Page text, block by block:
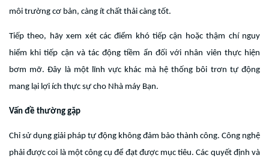
môi trường cơ bản, càng ít chất thải càng tốt.
Tiếp theo, hãy xem xét các điểm khó tiếp cận hoặc thậm chí nguy
hiểm khi tiếp cận và tác động tiềm ẩn đối với nhân viên thực hiện
bơm mỡ. Đây là một lĩnh vực khác mà hệ thống bôi trơn tự động
mang lại lợi ích thực sự cho Nhà máy Bạn.
Vấn đề thường gặp
Chỉ sử dụng giải pháp tự động không đảm bảo thành công. Công nghệ
phải được coi là một công cụ để đạt được mục tiêu. Các quyết định và